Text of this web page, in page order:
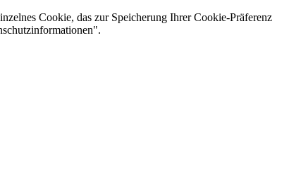
Cookie, das zur Speicherung Ihrer Cookie-Präferenz